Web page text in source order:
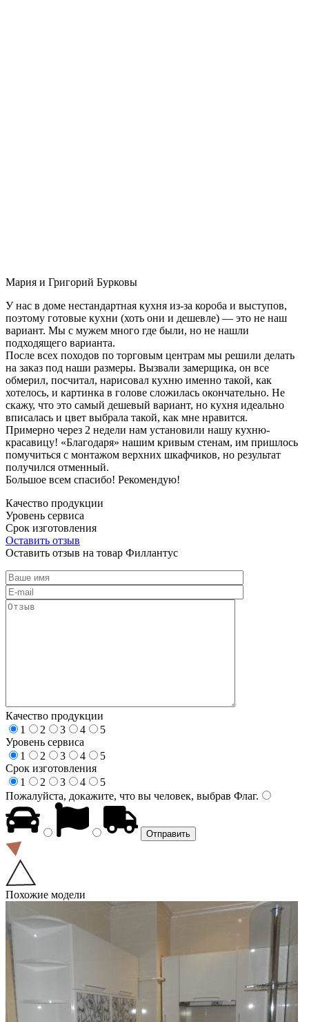
Мария и Григорий Бурковы
У нас в доме нестандартная кухня из-за короба и выступов,
поэтому готовые кухни (хоть они и дешевле) — это не наш
вариант. Мы с мужем много где были, но не нашли
подходящего варианта.
После всех походов по торговым центрам мы решили делать
на заказ под наши размеры. Вызвали замерщика, он все
обмерил, посчитал, нарисовал кухню именно такой, как
хотелось, и картинка в голове сложилась окончательно. Не
скажу, что это самый дешевый вариант, но кухня идеально
вписалась и цвет выбрала такой, как мне нравится.
Примерно через 2 недели нам установили нашу кухню-
красавицу! «Благодаря» нашим кривым стенам, им пришлось
помучиться с монтажом верхних шкафчиков, но результат
получился отменный.
Большое всем спасибо! Рекомендую!
Качество продукции
Уровень сервиса
Срок изготовления
Оставить отзыв
Оставить отзыв на товар Филлантус
Качество продукции
1
2 3 4
5
Уровень сервиса
1
2 3 4
5
Срок изготовления
1
2 3 4
5
Пожалуйста, докажите, что вы человек, выбрав Флаг.
Похожие модели